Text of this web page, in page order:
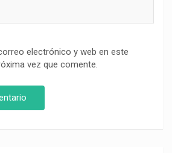
electrónico y web en este
vez que comente.